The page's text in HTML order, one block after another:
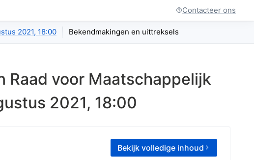
Contacteer ons
2021, 18:00 Bekendmakingen en uittreksels
Raad voor Maatschappelijk
2021, 18:00
Bekijk volledige inhoud